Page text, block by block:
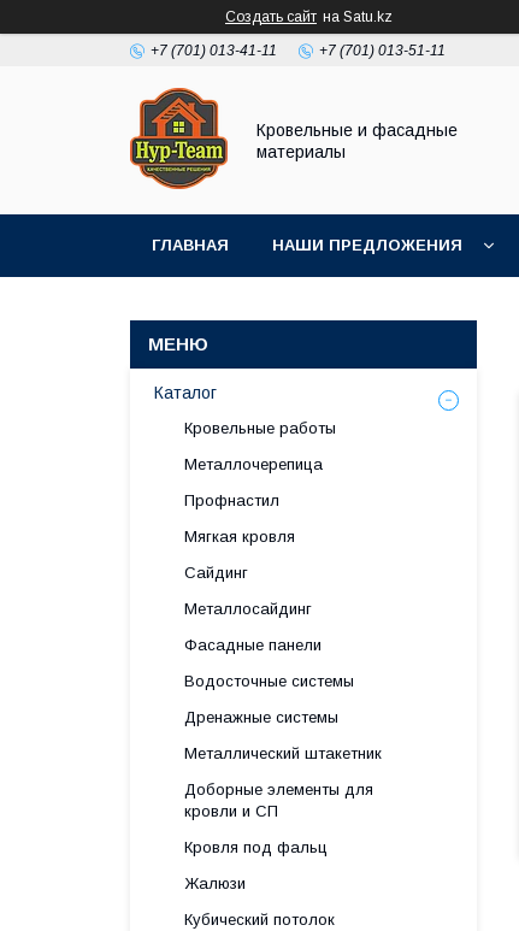
Создать сайт на Satu.kz
+7 (701) 013-41-11 +7 (701) 013-51-11
Кровельные и фасадные
материалы
ГЛАВНАЯ НАШИ ПРЕДЛОЖЕНИЯ
Каталог
Кровельные работы
Металлочерепица
Профнастил
Мягкая кровля
Сайдинг
Металлосайдинг
Фасадные панели
Водосточные системы
Дренажные системы
Металлический штакетник
Доборные элементы для
кровли и СП
Кровля под фальц
Жалюзи
Кубический потолок